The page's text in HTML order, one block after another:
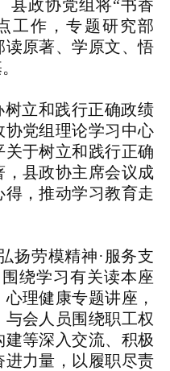
县政协党组将“书香
工作，专题研究部
原著、学原文、悟
立和践行正确政绩
党组理论学习中心
于树立和践行正确
县政协主席会议成
得，推动学习教育走
扬劳模精神·服务支
绕学习有关读本座
理健康专题讲座，
会人员围绕职工权
等深入交流、积极
力量，以履职尽责